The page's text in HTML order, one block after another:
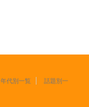
年代別一覧
話題別一